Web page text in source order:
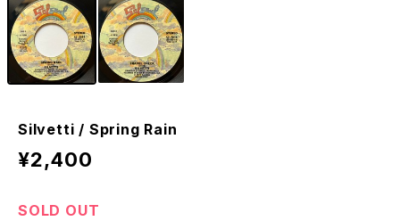
Silvetti / Spring Rain
¥2,400
SOLD OUT